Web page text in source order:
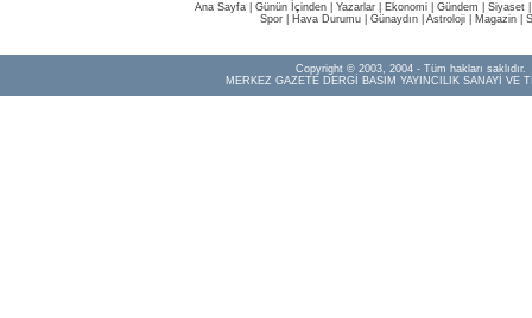
Ana Sayfa| Günün İçinden| Yazarlar| Ekonomi| Gündem Siyaset
Spor| Hava Durumu| Günaydın| Astroloji| Magazin|
Copyright © 2003, 2004 - Tüm hakları saklıdır.
MERKEZ GAZETE DERGİ BASIM YAYINCILIK SANAYİ VE